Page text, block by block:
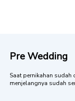
Pre Wedding
Saat pernikahan
menjelangnya sudah